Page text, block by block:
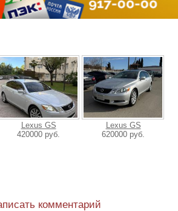
Lexus GS
420000 руб.
Lexus GS
620000 руб.
комментарий